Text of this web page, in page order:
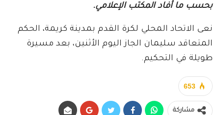
بحسب ما أفاد المكتب الإعلامي.
نعى الاتحاد المحلي لكرة القدم بمدينة كريمة، الحكم
المتعاقد سليمان الجاز اليوم الأثنين، بعد مسيرة
طويلة في التحكيم.
653
مشاركة